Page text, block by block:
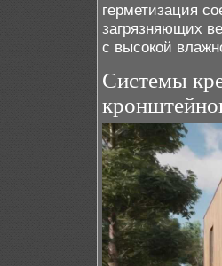
герметизация
загрязняющих
с высокой
Системы